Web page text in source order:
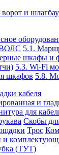
и
ВОЛС 5.1.
шкафы и
5.3. Wi-Fi
шкафов 5.8.
кабеля
и
для
Скобы
Трос
и
(ТУТ)